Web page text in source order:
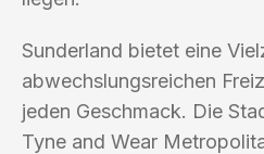
Sunderland bietet eine
abwechslungsreichen
jeden Geschmack. Die
Tyne and Wear